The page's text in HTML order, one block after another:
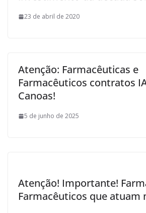
23 de abril de 2020
Atenção: Farmacêuticas e
Farmacêuticos contratos
Canoas!
5 de junho de 2025
Atenção! Importante!
Farmacêuticos que atuam